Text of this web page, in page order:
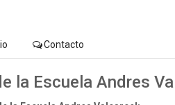
Contacto
la Escuela Andres